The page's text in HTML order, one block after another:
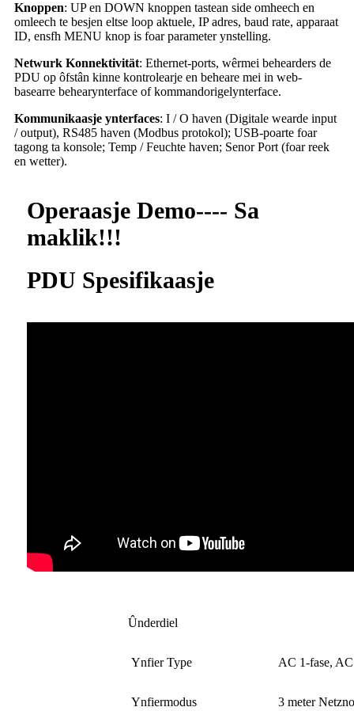
Knoppen: UP en DOWN knoppen tastean side omheech en
omleech te besjen eltse loop aktuele, IP adres, baud rate, apparaat
ID, ensfh MENU knop is foar parameter ynstelling.
Netwurk Konnektivität: Ethernet-ports, wêrmei behearders de
PDU op ôfstân kinne kontrolearje en beheare mei in web-
basearre behearynterface of kommandorigelynterface.
Kommunikaasje ynterfaces: I / O haven (Digitale wearde input
/ output), RS485 haven (Modbus protokol); USB-poarte foar
tagong ta konsole; Temp / Feuchte haven; Senor Port (foar reek
en wetter).
Operaasje Demo---- Sa
maklik!!!
PDU Spesifikaasje
Ûnderdiel
Ynfier Type AC 1-fase,
Ynfiermodus 3 meter